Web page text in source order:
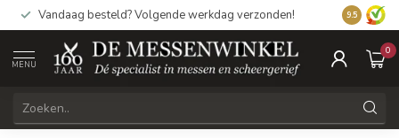
Vandaag besteld? Volgende werkdag verzonden! 9.5
MENU
0